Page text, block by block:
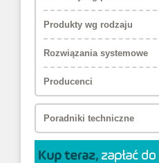
Produkty wg rodzaju
Rozwiązania systemowe
Producenci
Poradniki techniczne